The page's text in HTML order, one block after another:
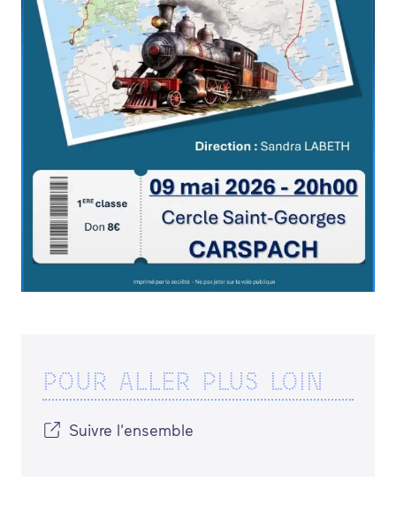
POUR ALLER PLUS LOIN
Suivre l'ensemble
RENCONTRES
ACCOMPAGNEMENT
ACTIONS ARTISTIQUES
RESSOURCES
QUI SOMMES-NOUS ?
THÉMATIQUES
RECHERCHE
CONTACT
AGENDA
PETITES ANNONCES ET OFFRES D'EMPLOI